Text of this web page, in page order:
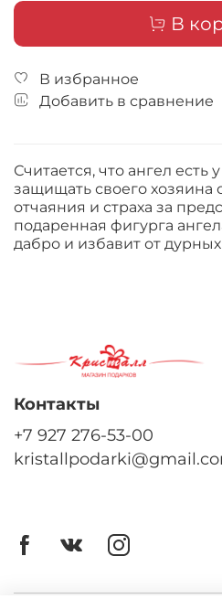
В
В избранное
Добавить в сравнение
Считается, что ангел есть
защищать своего хозяина
отчаяния и страха за
подаренная фигурга
дабро и избавит от
Контакты
+7 927 276-53-00